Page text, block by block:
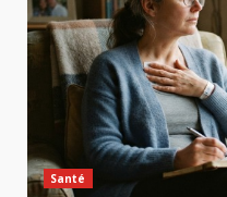
Santé